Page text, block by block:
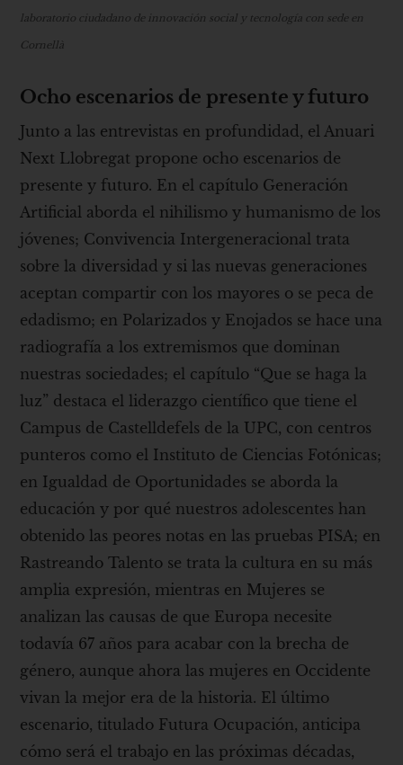
laboratorio ciudadano de innovación social y tecnología con sede en
Cornellà
Ocho escenarios de presente y futuro
Junto a las entrevistas en profundidad, el Anuari
Next Llobregat propone ocho escenarios de
presente y futuro. En el capítulo Generación
Artificial aborda el nihilismo y humanismo de los
jóvenes; Convivencia Intergeneracional trata
sobre la diversidad y si las nuevas generaciones
aceptan compartir con los mayores o se peca de
edadismo; en Polarizados y Enojados se hace una
radiografía a los extremismos que dominan
nuestras sociedades; el capítulo “Que se haga la
luz” destaca el liderazgo científico que tiene el
Campus de Castelldefels de la UPC, con centros
punteros como el Instituto de Ciencias Fotónicas;
en Igualdad de Oportunidades se aborda la
educación y por qué nuestros adolescentes han
obtenido las peores notas en las pruebas PISA; en
Rastreando Talento se trata la cultura en su más
amplia expresión, mientras en Mujeres se
analizan las causas de que Europa necesite
todavía 67 años para acabar con la brecha de
género, aunque ahora las mujeres en Occidente
vivan la mejor era de la historia. El último
escenario, titulado Futura Ocupación, anticipa
cómo será el trabajo en las próximas décadas,